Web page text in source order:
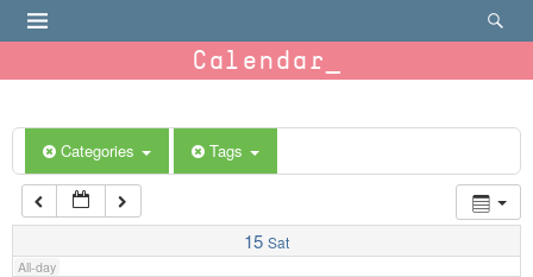
Calendar
Categories Tags
15 Sat
All-day
6:00 am
7:00 am